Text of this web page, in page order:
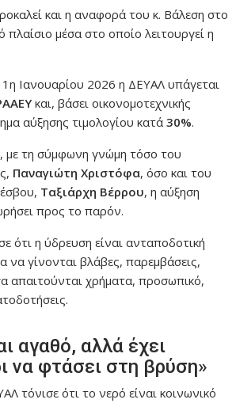
και η αναφορά του κ. Βάλεση στο
πλαίσιο μέσα στο οποίο λειτουργεί η
Ιανουαρίου 2026 η ΔΕΥΑΛ υπάγεται
και, βάσει οικονομοτεχνικής
αύξησης τιμολογίου κατά30%.
με τη σύμφωνη γνώμη τόσο του
Παναγιώτη Χριστόφα, όσο και του
Ταξιάρχη Βέρρου, η αύξηση
προς το παρόν.
ότι η ύδρευση είναι ανταποδοτική
να γίνονται βλάβες, παρεμβάσεις,
απαιτούνται χρήματα, προσωπικό,
αγαθό, αλλά έχει
να φτάσει στη βρύση»
τόνισε ότι το νερό είναι κοινωνικό